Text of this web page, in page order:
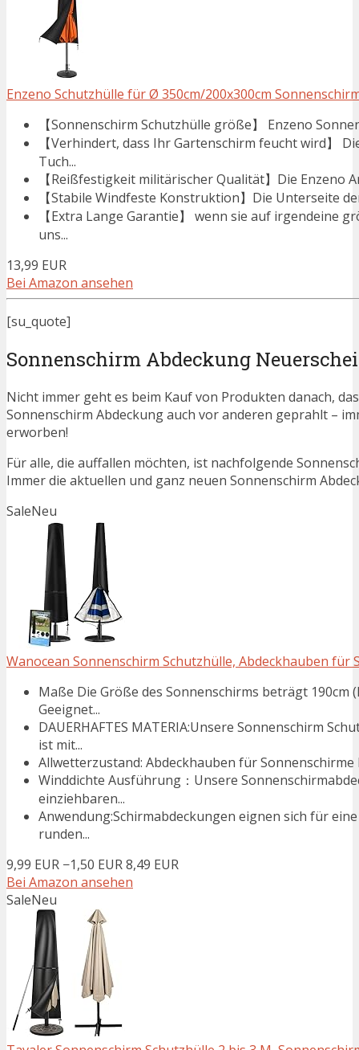
Enzeno Schutzhülle für Ø 350cm/200x300cm
【Sonnenschirm Schutzhülle größe】 Enzeno
【Verhindert, dass Ihr Gartenschirm feucht wird】
Tuch...
【Reißfestigkeit militärischer Qualität】Die Enzeno
【Stabile Windfeste Konstruktion】Die Unterseite
【Extra Lange Garantie】 wenn sie auf irgendeine
uns...
13,99 EUR
Bei Amazon ansehen
[su_quote]
Sonnenschirm Abdeckung
Nicht immer geht es beim Kauf von Produkten danach,
Sonnenschirm Abdeckung auch vor anderen geprahlt –
erworben!
Für alle, die auffallen möchten, ist nachfolgende
Immer die aktuellen und ganz neuen Sonnenschirm
SaleNeu
Wanocean Sonnenschirm Schutzhülle, Abdeckhauben für
Maße Die Größe des Sonnenschirms beträgt 190cm
Geeignet...
DAUERHAFTES MATERIA:Unsere Sonnenschirm
ist mit...
Allwetterzustand: Abdeckhauben für
Winddichte Ausführung：Unsere
einziehbaren...
Anwendung:Schirmabdeckungen eignen sich für
runden...
9,99 EUR −1,50 EUR8,49 EUR
Bei Amazon ansehen
SaleNeu